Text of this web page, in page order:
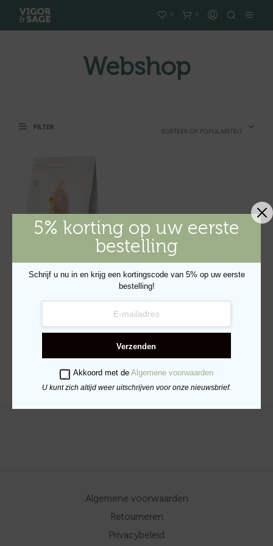
0 0
Webshop
FILTER
SORTEER OP POPULARITEIT
Algemene voorwaarden
Retourneren
Privacybeleid
5% korting op uw eerste
bestelling
Schrijf u nu in en krijg een kortingscode van 5% op uw eerste
bestelling!
Verzenden
Akkoord met deAlgemene voorwaarden
U kunt zich altijd weer uitschrijven voor onze nieuwsbrief.